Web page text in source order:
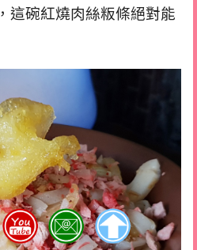
這碗紅燒肉絲粄條絕對能